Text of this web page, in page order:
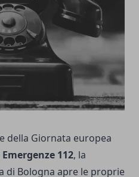
della Giornata europea
112, la
di Bologna apre le proprie